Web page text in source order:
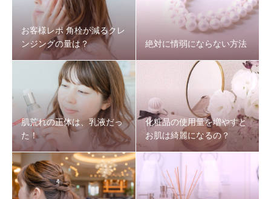
お客様レポ 角栓が減るクレ
ンジングの量は？
絶対に情弱にならない方法
肌荒れの正体は、乳液だっ
た！
化粧品の使用量を増やすと
お肌は綺麗になるの？